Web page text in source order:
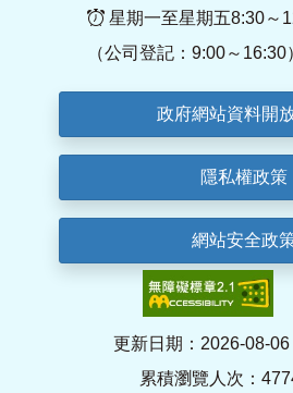
星期一至星期五8:30～
（公司登記：9:00～16:30
政府網站資料開
隱私權政策
網站安全政
更新日期：2026-08-
累積瀏覽人次：